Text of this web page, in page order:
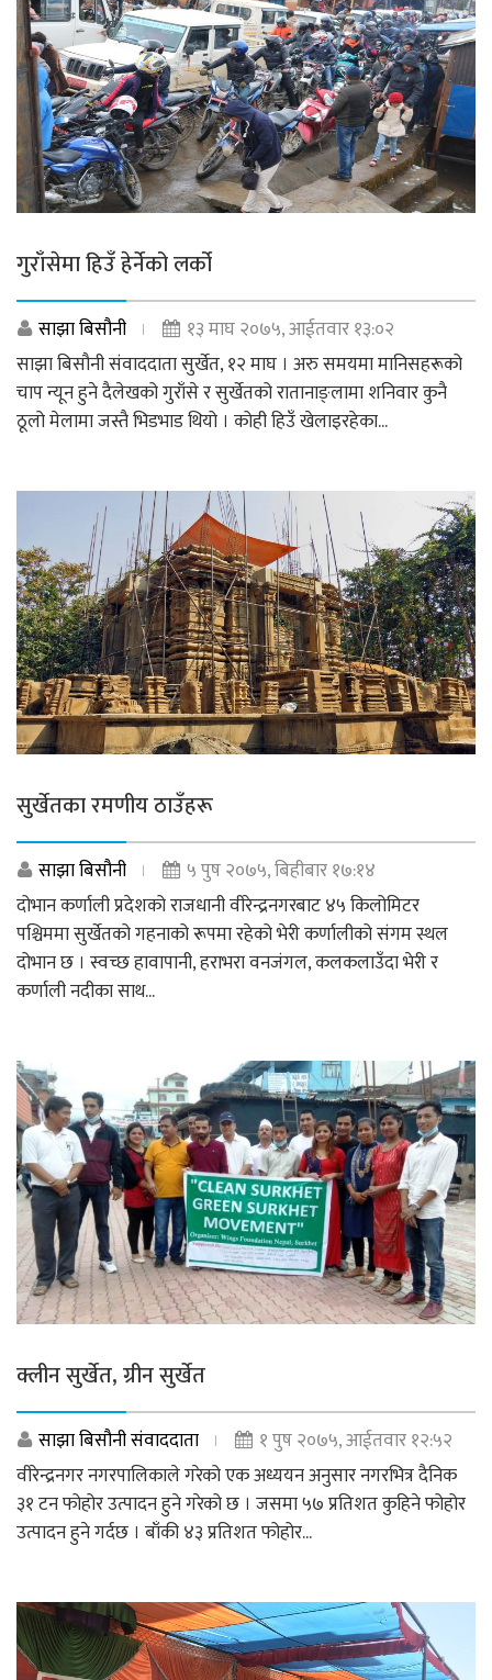
गुराँसेमा हिउँ हेर्नेको लर्को
साझा बिसौनी
१३ माघ २०७५, आईतवार १३:०२
साझा बिसौनी संवाददाता सुर्खेत, १२ माघ । अरु समयमा मानिसहरूको
चाप न्यून हुने दैलेखको गुराँसे र सुर्खेतको रातानाङ्लामा शनिवार कुनै
ठूलो मेलामा जस्तै भिडभाड थियो । कोही हिउँ खेलाइरहेका...
सुर्खेतका रमणीय ठाउँहरू
साझा बिसौनी
५ पुष २०७५, बिहीबार १७:१४
दोभान कर्णाली प्रदेशको राजधानी वीरेन्द्रनगरबाट ४५ किलोमिटर
पश्चिममा सुर्खेतको गहनाको रूपमा रहेको भेरी कर्णालीको संगम स्थल
दोभान छ । स्वच्छ हावापानी, हराभरा वनजंगल, कलकलाउँदा भेरी र
कर्णाली नदीका साथ...
क्लीन सुर्खेत, ग्रीन सुर्खेत
साझा बिसौनी संवाददाता
१ पुष २०७५, आईतवार १२:५२
वीरेन्द्रनगर नगरपालिकाले गरेको एक अध्ययन अनुसार नगरभित्र दैनिक
३१ टन फोहोर उत्पादन हुने गरेको छ । जसमा ५७ प्रतिशत कुहिने फोहोर
उत्पादन हुने गर्दछ । बाँकी ४३ प्रतिशत फोहोर...